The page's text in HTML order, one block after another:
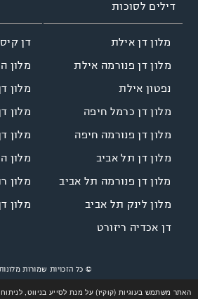
האתר משתמש בעוגיות (קוקיז) על מנת לסייע בניווט,
דילים לסוכות
מלון דן אילת
מלון דן פנורמה אילת
נפטון אילת
מלון דן כרמל חיפה
מלון דן פנורמה חיפה
מלון דן תל אביב
מלון דן פנורמה תל אביב
מלון לינק תל אביב
דן אכדיה ריזורט
דן
מלון
מלון
מלון
מלון
מלון
מלון
מלון
© כל הזכויות שמורות